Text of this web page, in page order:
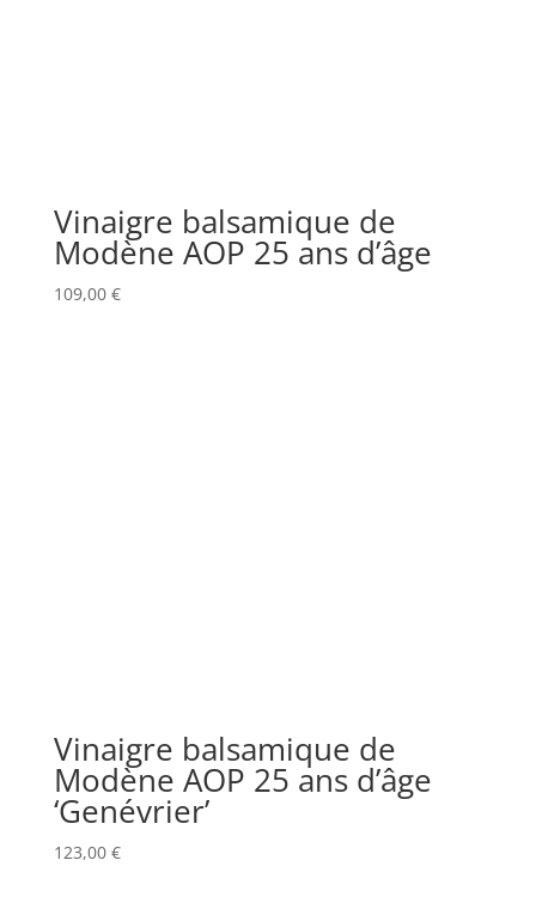
Vinaigre balsamique de
Modène AOP 25 ans d’âge
109,00 €
Vinaigre balsamique de
Modène AOP 25 ans d’âge
‘Genévrier’
123,00 €